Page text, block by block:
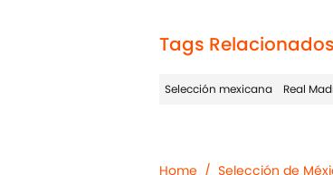
Tags Relacionados
Selección mexicana Real
Home / Selección de